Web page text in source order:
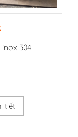
inox 304
tiết